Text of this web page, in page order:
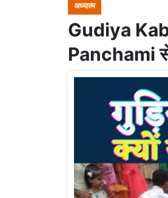
अध्यात्म
Gudiya Kab
Panchami से